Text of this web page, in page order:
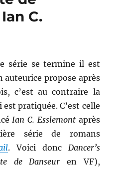
C.
série se termine il est
auteurice propose après
c’est au contraire la
pratiquée. C’est celle
Ian C. Esslemontaprès
série de romans
. Voici donc Dancer’s
de Danseur en VF),